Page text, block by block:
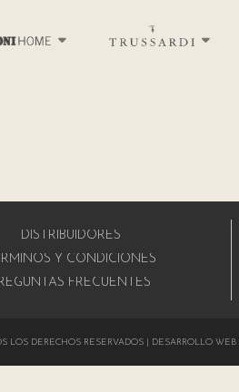
DISTRIBUIDORES
Y CONDICIONES
FRECUENTES
LOS DERECHOS RESERVADOS | DESARROLLO WEB